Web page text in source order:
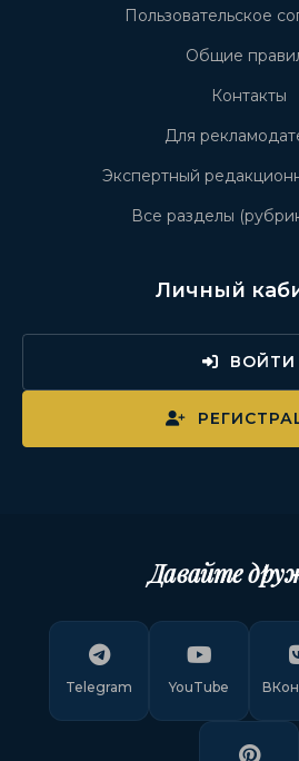
Пользовательское
Общие
Контакты
Для
Экспертный
Все разделы
Личный
ВОЙТИ
Давайте
Telegram YouTube